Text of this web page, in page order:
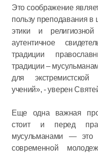
Это соображение
пользу преподавания в
этики и
аутентичное
традиции
традиции –
для экстремистской
учений», - уверен
Еще одна важная
стоит и перед
мусульманами — это
современной